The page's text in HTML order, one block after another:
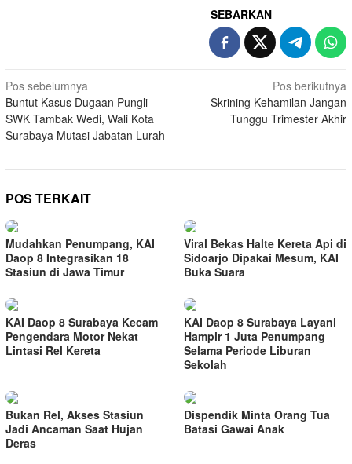
SEBARKAN
Navigasi
pos
Pos sebelumnya
Buntut Kasus Dugaan Pungli
SWK Tambak Wedi, Wali Kota
Surabaya Mutasi Jabatan Lurah
Pos berikutnya
Skrining Kehamilan Jangan
Tunggu Trimester Akhir
POS TERKAIT
Mudahkan Penumpang, KAI
Daop 8 Integrasikan 18
Stasiun di Jawa Timur
Viral Bekas Halte Kereta Api di
Sidoarjo Dipakai Mesum, KAI
Buka Suara
KAI Daop 8 Surabaya Kecam
Pengendara Motor Nekat
Lintasi Rel Kereta
KAI Daop 8 Surabaya Layani
Hampir 1 Juta Penumpang
Selama Periode Liburan
Sekolah
Bukan Rel, Akses Stasiun
Jadi Ancaman Saat Hujan
Deras
Dispendik Minta Orang Tua
Batasi Gawai Anak